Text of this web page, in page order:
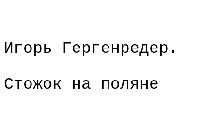
Игорь Гергенредер.
Стожок на поляне